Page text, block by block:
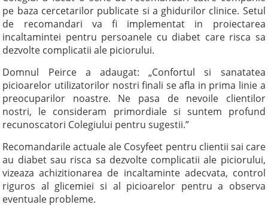
pe baza cercetarilor publicate si a ghidurilor clinice. Setul
de recomandari va fi implementat in proiectarea
incaltamintei pentru persoanele cu diabet care risca sa
dezvolte complicatii ale piciorului.
Domnul Peirce a adaugat: „Confortul si sanatatea
picioarelor utilizatorilor nostri finali se afla in prima linie a
preocuparilor noastre. Ne pasa de nevoile clientilor
nostri, le consideram primordiale si suntem profund
recunoscatori Colegiului pentru sugestii.”
Recomandarile actuale ale Cosyfeet pentru clientii sai care
au diabet sau risca sa dezvolte complicatii ale piciorului,
vizeaza achizitionarea de incaltaminte adecvata, control
riguros al glicemiei si al picioarelor pentru a observa
eventuale probleme.